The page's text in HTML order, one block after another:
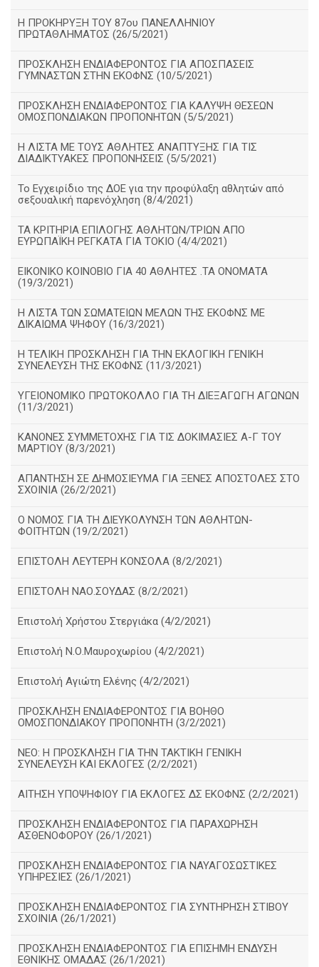
Η ΠΡΟΚΗΡΥΞΗ ΤΟΥ 87ου ΠΑΝΕΛΛΗΝΙΟΥ
ΠΡΩΤΑΘΛΗΜΑΤΟΣ (26/5/2021)
ΠΡΟΣΚΛΗΣΗ ΕΝΔΙΑΦΕΡΟΝΤΟΣ ΓΙΑ ΑΠΟΣΠΑΣΕΙΣ
ΓΥΜΝΑΣΤΩΝ ΣΤΗΝ ΕΚΟΦΝΣ (10/5/2021)
ΠΡΟΣΚΛΗΣΗ ΕΝΔΙΑΦΕΡΟΝΤΟΣ ΓΙΑ ΚΑΛΥΨΗ ΘΕΣΕΩΝ
ΟΜΟΣΠΟΝΔΙΑΚΩΝ ΠΡΟΠΟΝΗΤΩΝ (5/5/2021)
H ΛΙΣΤΑ ΜΕ ΤΟΥΣ ΑΘΛΗΤΕΣ ΑΝΑΠΤΥΞΗΣ ΓΙΑ ΤΙΣ
ΔΙΑΔΙΚΤΥΑΚΕΣ ΠΡΟΠΟΝΗΣΕΙΣ (5/5/2021)
Το Εγχειρίδιο της ΔΟΕ για την προφύλαξη αθλητών από
σεξουαλική παρενόχληση (8/4/2021)
ΤΑ ΚΡΙΤΗΡΙΑ ΕΠΙΛΟΓΗΣ ΑΘΛΗΤΩΝ/ΤΡΙΩΝ ΑΠΟ
ΕΥΡΩΠΑΪΚΗ ΡΕΓΚΑΤΑ ΓΙΑ ΤΟΚΙΟ (4/4/2021)
ΕΙΚΟΝΙΚΟ ΚΟΙΝΟΒΙΟ ΓΙΑ 40 ΑΘΛΗΤΕΣ .ΤΑ ΟΝΟΜΑΤΑ
(19/3/2021)
Η ΛΙΣΤΑ ΤΩΝ ΣΩΜΑΤΕΙΩΝ ΜΕΛΩΝ ΤΗΣ ΕΚΟΦΝΣ ΜΕ
ΔΙΚΑΙΩΜΑ ΨΗΦΟΥ (16/3/2021)
Η ΤΕΛΙΚΗ ΠΡΟΣΚΛΗΣΗ ΓΙΑ ΤΗΝ ΕΚΛΟΓΙΚΗ ΓΕΝΙΚΗ
ΣΥΝΕΛΕΥΣΗ ΤΗΣ ΕΚΟΦΝΣ (11/3/2021)
ΥΓΕΙΟΝΟΜΙΚΟ ΠΡΩΤΟΚΟΛΛΟ ΓΙΑ ΤΗ ΔΙΕΞΑΓΩΓΗ ΑΓΩΝΩΝ
(11/3/2021)
ΚΑΝΟΝΕΣ ΣΥΜΜΕΤΟΧΗΣ ΓΙΑ ΤΙΣ ΔΟΚΙΜΑΣΙΕΣ Α-Γ ΤΟΥ
ΜΑΡΤΙΟΥ (8/3/2021)
ΑΠΑΝΤΗΣΗ ΣΕ ΔΗΜΟΣΙΕΥΜΑ ΓΙΑ ΞΕΝΕΣ ΑΠΟΣΤΟΛΕΣ ΣΤΟ
ΣΧΟΙΝΙΑ (26/2/2021)
Ο ΝΟΜΟΣ ΓΙΑ ΤΗ ΔΙΕΥΚΟΛΥΝΣΗ ΤΩΝ ΑΘΛΗΤΩΝ-
ΦΟΙΤΗΤΩΝ (19/2/2021)
ΕΠΙΣΤΟΛΗ ΛΕΥΤΕΡΗ ΚΟΝΣΟΛΑ (8/2/2021)
ΕΠΙΣΤΟΛΗ ΝΑΟ.ΣΟΥΔΑΣ (8/2/2021)
Επιστολή Χρήστου Στεργιάκα (4/2/2021)
Επιστολή Ν.Ο.Μαυροχωρίου (4/2/2021)
Επιστολή Αγιώτη Ελένης (4/2/2021)
ΠΡΟΣΚΛΗΣΗ ΕΝΔΙΑΦΕΡΟΝΤΟΣ ΓΙΑ ΒΟΗΘΟ
ΟΜΟΣΠΟΝΔΙΑΚΟΥ ΠΡΟΠΟΝΗΤΗ (3/2/2021)
ΝΕΟ: Η ΠΡΟΣΚΛΗΣΗ ΓΙΑ ΤΗΝ ΤΑΚΤΙΚΗ ΓΕΝΙΚΗ
ΣΥΝΕΛΕΥΣΗ ΚΑΙ ΕΚΛΟΓΕΣ (2/2/2021)
ΑΙΤΗΣΗ ΥΠΟΨΗΦΙΟΥ ΓΙΑ ΕΚΛΟΓΕΣ ΔΣ ΕΚΟΦΝΣ (2/2/2021)
ΠΡΟΣΚΛΗΣΗ ΕΝΔΙΑΦΕΡΟΝΤΟΣ ΓΙΑ ΠΑΡΑΧΩΡΗΣΗ
ΑΣΘΕΝΟΦΟΡΟΥ (26/1/2021)
ΠΡΟΣΚΛΗΣΗ ΕΝΔΙΑΦΕΡΟΝΤΟΣ ΓΙΑ ΝΑΥΑΓΟΣΩΣΤΙΚΕΣ
ΥΠΗΡΕΣΙΕΣ (26/1/2021)
ΠΡΟΣΚΛΗΣΗ ΕΝΔΙΑΦΕΡΟΝΤΟΣ ΓΙΑ ΣΥΝΤΗΡΗΣΗ ΣΤΙΒΟΥ
ΣΧΟΙΝΙΑ (26/1/2021)
ΠΡΟΣΚΛΗΣΗ ΕΝΔΙΑΦΕΡΟΝΤΟΣ ΓΙΑ ΕΠΙΣΗΜΗ ΕΝΔΥΣΗ
ΕΘΝΙΚΗΣ ΟΜΑΔΑΣ (26/1/2021)